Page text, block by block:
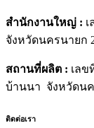
สำนักงานใหญ่ :
จังหวัดนครนายก
สถานที่ผลิต : เลข
บ้านนา จังหวัดนค
ติดต่อเรา